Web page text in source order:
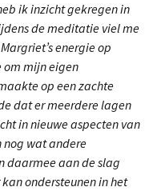
ik inzicht gekregen in
de meditatie viel me
energie op
mijn eigen
op een zachte
dat er meerdere lagen
in nieuwe aspecten van
nog wat andere
daarmee aan de slag
ondersteunen in het